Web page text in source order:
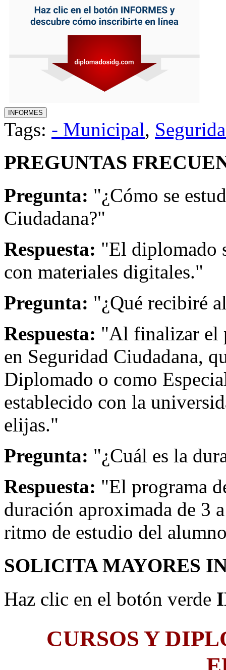
Tags: - Municipal,
PREGUNTAS
Pregunta: "¿Cómo se
Ciudadana?"
Respuesta: "El diplomado
con materiales digitales."
Pregunta: "¿Qué recibiré
Respuesta: "Al finalizar el
en Seguridad Ciudadana,
Diplomado o como
establecido con la
elijas."
Pregunta: "¿Cuál es la
Respuesta: "El programa
duración aproximada de 3
ritmo de estudio del
SOLICITA MAYORES
Haz clic en el botón verde
CURSOS Y